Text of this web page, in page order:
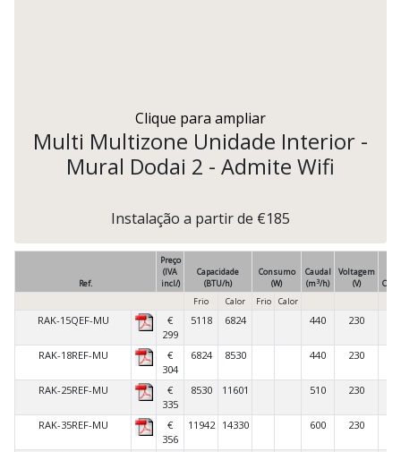
Clique para ampliar
Multi Multizone Unidade Interior -
Mural Dodai 2 - Admite Wifi
Instalação a partir de €185
Ref.
Preço
(IVA
incl/)
Capacidade
(BTU/h)
Consumo
(W)
Caudal
(m3/h)
Voltagem
(V)
Frio
Calor Frio Calor
RAK-15QEF-MU
€
299
5118 6824 440 230
RAK-18REF-MU
€
304
6824 8530 440 230
RAK-25REF-MU
€
335
8530 11601 510 230
RAK-35REF-MU
€
356
11942 14330 600 230